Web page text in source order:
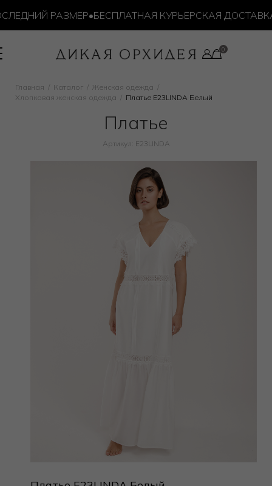
РАЗМЕР•БЕСПЛАТНАЯ КУРЬЕРСКАЯ ДОСТАВКА
Главная Каталог
Женская одежда
Хлопковая женская одежда
Платье E23LINDA Белый
Платье
Артикул: E23LINDA